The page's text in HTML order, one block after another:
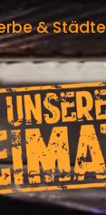
& Städte